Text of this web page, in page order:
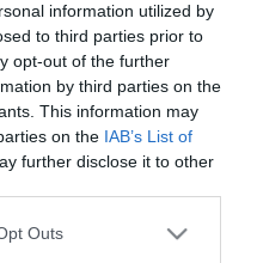
information utilized by
to third parties prior to
opt-out of the further
by third parties on the
This information may
on the IAB’s List of
further disclose it to other
uses one or more Google
Outs
υλικών 19363 (7613R001)
tc 2 epdm 1.5 λίτρο epoca
SKU
380005
Άμεσα Διαθέσιμο
18,65 €